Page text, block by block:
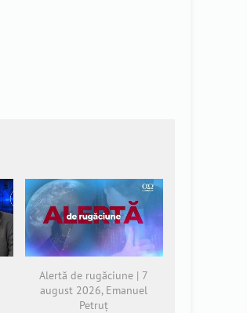
Alertă de rugăciune | 7
august 2026, Emanuel
Petruț